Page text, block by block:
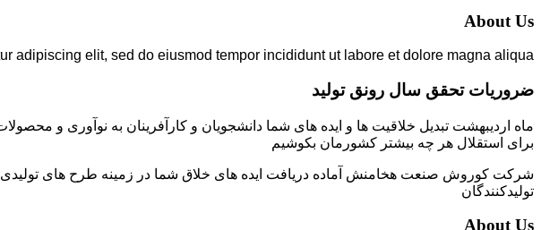
About Us
adipiscing elit, sed do eiusmod tempor incididunt ut labore et dolore magna aliqua.
ضروریات تحقق سال رونق تولید
ماه اردیبهشت تبدیل خلاقیت ها و ایده های شما دانشجویان و کارآفرینان به نوآوری و
برای استقلال هر چه بیشتر کشورمان بکوشیم
شرکت کوروش صنعت هخامنش آماده دریافت ایده های خلاق شما در زمینه طرح های تولیدی
تولیدکنندگان
About Us